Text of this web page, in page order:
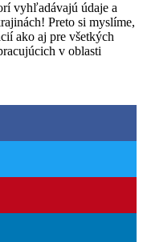
vyhľadávajú údaje a
Preto si myslíme,
ako aj pre všetkých
v oblasti